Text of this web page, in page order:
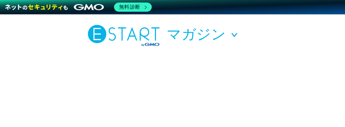
マガジン
無料診断